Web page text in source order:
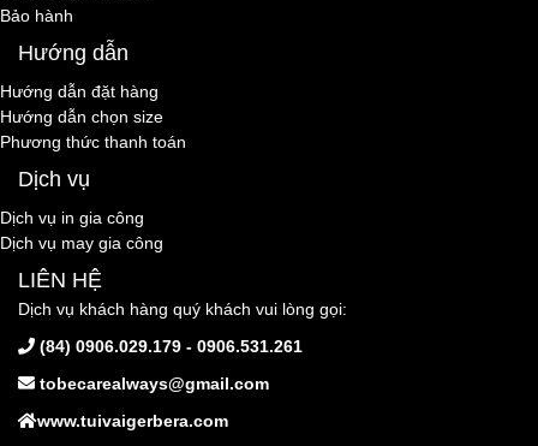
Bảo hành
Hướng dẫn
Hướng dẫn đặt hàng
Hướng dẫn chọn size
Phương thức thanh toán
Dịch vụ
Dịch vụ in gia công
Dịch vụ may gia công
LIÊN HỆ
Dịch vụ khách hàng quý khách vui lòng gọi:
(84) 0906.029.179 - 0906.531.261
tobecarealways@gmail.com
www.tuivaigerbera.com